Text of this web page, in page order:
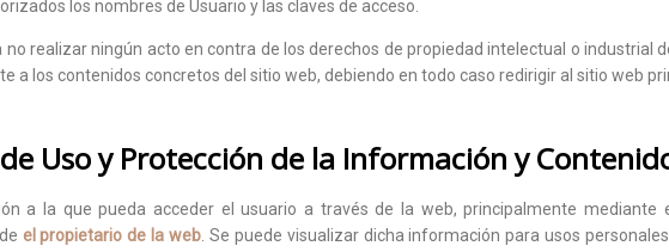
los nombres de Usuario y las claves de acceso.
no realizar ningún acto en contra de los derechos de propiedad intelectual o industrial
a los contenidos concretos del sitio web, debiendo en todo caso redirigir al sitio web
Uso y Protección de la Información y
a la que pueda acceder el usuario a través de la web, principalmente mediante
el propietario de la web . Se puede visualizar dicha información para usos